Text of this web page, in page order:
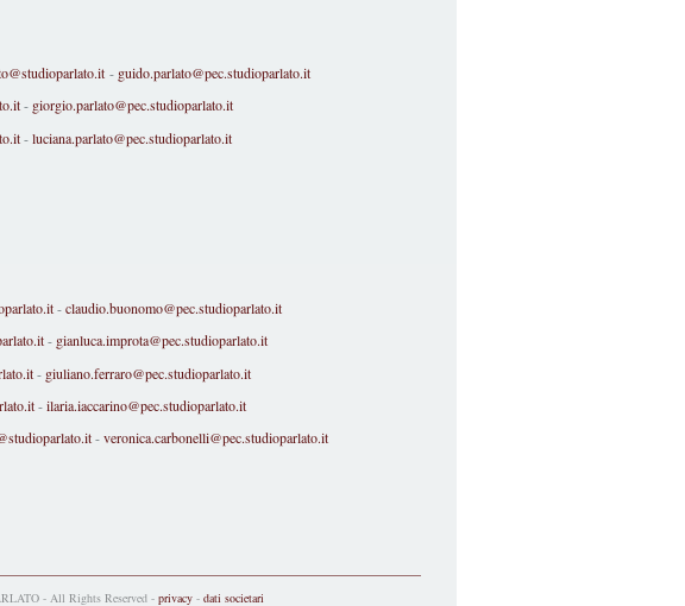
- guido.parlato@pec.studioparlato.it
- giorgio.parlato@pec.studioparlato.it
-luciana.parlato@pec.studioparlato.it
-claudio.buonomo@pec.studioparlato.it
- gianluca.improta@pec.studioparlato.it
- giuliano.ferraro@pec.studioparlato.it
-ilaria.iaccarino@pec.studioparlato.it
-veronica.carbonelli@pec.studioparlato.it
- All Rights Reserved - privacy - dati societari